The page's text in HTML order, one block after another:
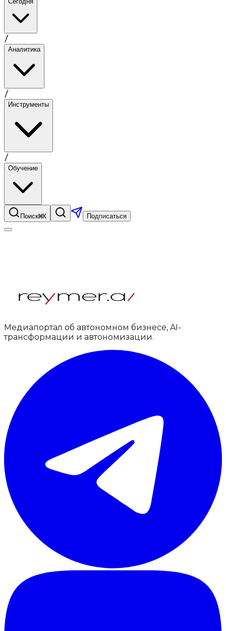
/
Аналитика
/
Инструменты
/
Обучение
Поиск⌘K Подписаться
Медиапортал об автономном бизнесе, AI-
трансформации и автономизации.